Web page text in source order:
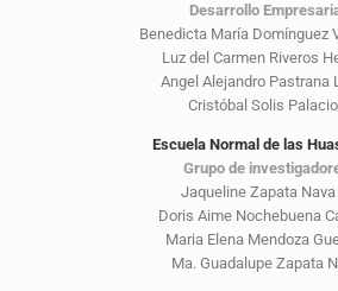
Desarrollo
Benedicta María Domínguez
Luz del Carmen Riveros
Angel Alejandro Pastrana
Cristóbal Solis
Escuela Normal de las
Grupo de
Jaqueline Zapata Nava
Doris Aime Nochebuena
Maria Elena Mendoza
Ma. Guadalupe Zapata